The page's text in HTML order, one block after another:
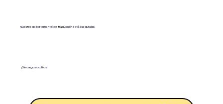
Nuestro departamento de traducción está asegurado.
¡Sin cargos ocultos!